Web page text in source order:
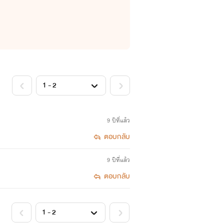
9 ปีที่แล้ว
ตอบกลับ
9 ปีที่แล้ว
ตอบกลับ